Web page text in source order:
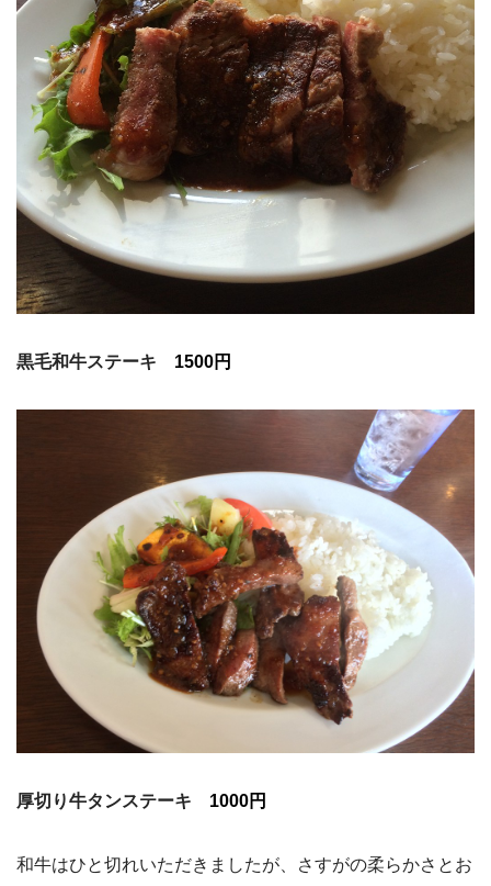
黒毛和牛ステーキ 1500円
厚切り牛タンステーキ 1000円
和牛はひと切れいただきましたが、さすがの柔らかさとお